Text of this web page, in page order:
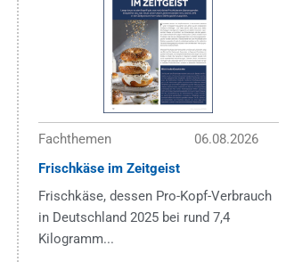
Fachthemen
06.08.2026
Frischkäse im Zeitgeist
Frischkäse, dessen Pro-Kopf-Verbrauch
in Deutschland 2025 bei rund 7,4
Kilogramm...